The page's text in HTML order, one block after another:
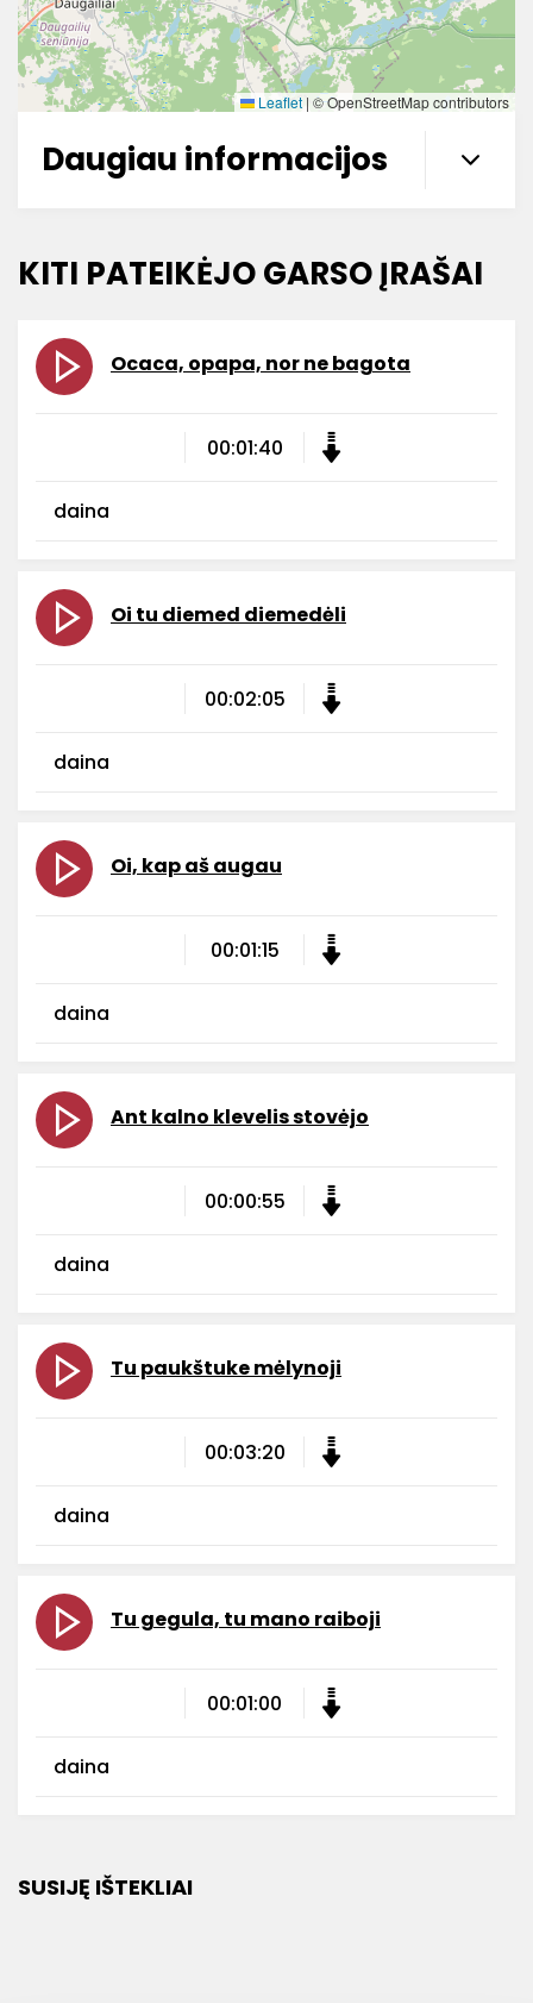
Leaflet | © OpenStreetMap contributors
Daugiau informacijos
KITI PATEIKĖJO GARSO ĮRAŠAI
Ocaca, opapa, nor ne bagota
00:01:40
daina
Oi tu diemed diemedėli
00:02:05
daina
Oi, kap aš augau
00:01:15
daina
Ant kalno klevelis stovėjo
00:00:55
daina
Tu paukštuke mėlynoji
00:03:20
daina
Tu gegula, tu mano raiboji
00:01:00
daina
SUSIJĘ IŠTEKLIAI